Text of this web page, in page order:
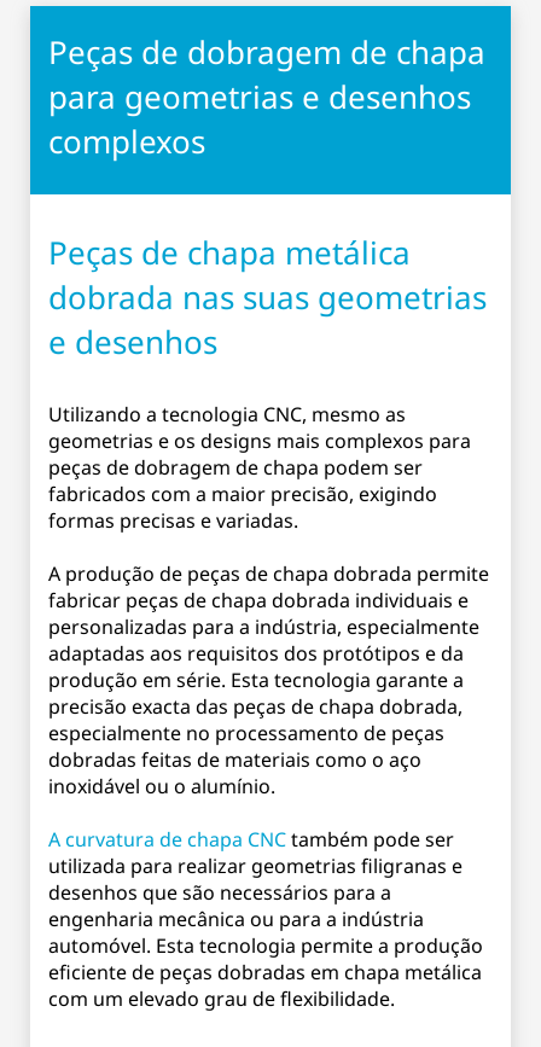
Peças de dobragem de chapa
para geometrias e desenhos
complexos
Peças de chapa metálica
dobrada nas suas geometrias
e desenhos
Utilizando a tecnologia CNC, mesmo as
geometrias e os designs mais complexos para
peças de dobragem de chapa podem ser
fabricados com a maior precisão, exigindo
formas precisas e variadas.
A produção de peças de chapa dobrada permite
fabricar peças de chapa dobrada individuais e
personalizadas para a indústria, especialmente
adaptadas aos requisitos dos protótipos e da
produção em série. Esta tecnologia garante a
precisão exacta das peças de chapa dobrada,
especialmente no processamento de peças
dobradas feitas de materiais como o aço
inoxidável ou o alumínio.
A curvatura de chapa CNCtambém pode ser
utilizada para realizar geometrias filigranas e
desenhos que são necessários para a
engenharia mecânica ou para a indústria
automóvel. Esta tecnologia permite a produção
eficiente de peças dobradas em chapa metálica
com um elevado grau de flexibilidade.